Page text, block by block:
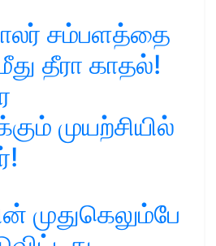
சம்பளத்தை
தீரா காதல்!
முயற்சியில்
முதுகெலும்பே